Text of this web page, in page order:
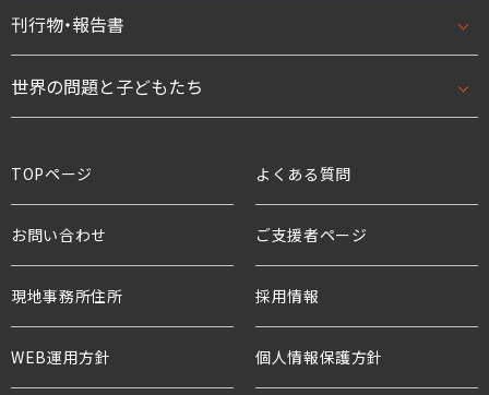
団体概要・アクセス
役員・親善大使
支援企業・団体
ワールド・ビジョンの歴史
はじめての方へ
法人として
ボランティアとして
チャイルド・スポンサーシップ
プロジェクト・サポーター
水と食糧のための募金
活動内容トップ
開発援助活動
刊行物・報告書
刊行物・報告書トップ
プレスリリース
世界の問題と子どもたち
貧困と世界の子どもたち
教育と子どもたち
TOPページ よくある質問
お問い合わせ ご支援者ページ
現地事務所住所 採用情報
WEB運用方針 個人情報保護方針